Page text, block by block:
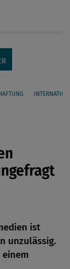
teilen
teilen
ist
unzulässig.